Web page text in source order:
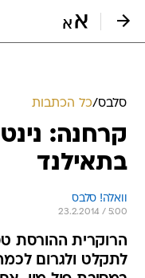
סלבס/כל הכתבות
קרחנה:
בתאילנד
וואלה! סלבס
23.2.2014 / 5:00
הרוקרית ההורסת
לתקלט ולגרום